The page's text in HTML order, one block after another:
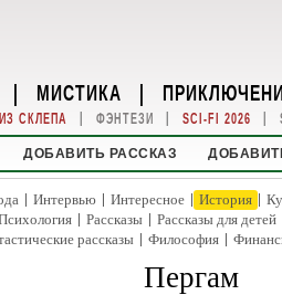
| МИСТИКА |
СКЛЕПА | ФЭНТЕЗИ | SCI-FI 2026 |
ДОБАВИТЬ РАССКАЗ
| Интервью | Интересное | История |
| Рассказы | Рассказы для детей
рассказы | Философия |
Пергам